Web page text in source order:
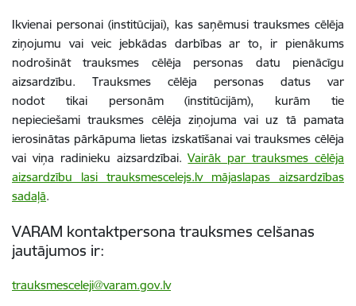
Ikvienai personai (institūcijai), kas saņēmusi trauksmes cēlēja
ziņojumu vai veic jebkādas darbības ar to, ir pienākums
nodrošināt trauksmes cēlēja personas datu pienācīgu
aizsardzību. Trauksmes cēlēja personas datus var
nodot tikai personām (institūcijām), kurām tie
nepieciešami trauksmes cēlēja ziņojuma vai uz tā pamata
ierosinātas pārkāpuma lietas izskatīšanai vai trauksmes cēlēja
vai viņa radinieku aizsardzībai.Vairāk par trauksmes cēlēja
aizsardzību lasi trauksmescelejs.lv mājaslapas aizsardzības
sadaļā.
VARAM kontaktpersona trauksmes celšanas
jautājumos ir:
trauksmesceleji@varam.gov.lv